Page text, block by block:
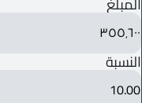
٣٥٥٬٦٠٠
النسبة
10.00